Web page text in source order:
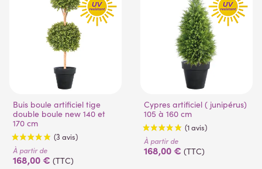
(1 avis) (26 avis)
Buis boule artificiel tige
double boule new 140 et
170 cm
À partir de
168,00 € (TTC)
Cypres artificiel ( junipérus)
105 à 160 cm
À partir de
168,00 € (TTC)